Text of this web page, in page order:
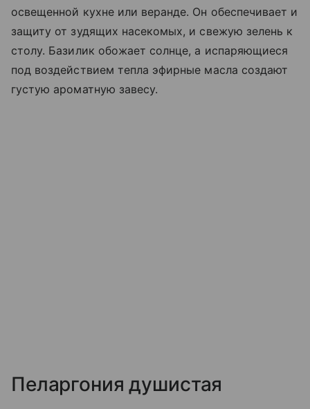
освещенной кухне или веранде. Он обеспечивает и
защиту от зудящих насекомых, и свежую зелень к
столу. Базилик обожает солнце, а испаряющиеся
под воздействием тепла эфирные масла создают
густую ароматную завесу.
Пеларгония душистая